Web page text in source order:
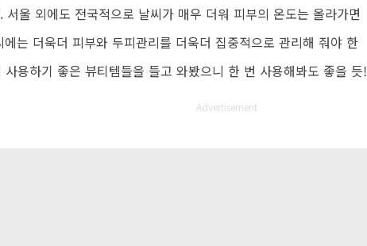
울 외에도 전국적으로 날씨가 매우 더워 피부의 온도는 올라가면
는 더욱더 피부와 두피관리를 더욱더 집중적으로 관리해 줘야 한
용하기 좋은 뷰티템들을 들고 와봤으니 한 번 사용해봐도 좋을 듯!
Advertisement